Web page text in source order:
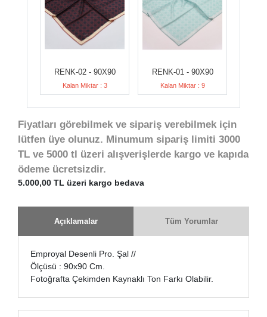
RENK-02 - 90X90
Kalan Miktar : 3
RENK-01 - 90X90
Kalan Miktar : 9
Fiyatları görebilmek ve sipariş verebilmek için
lütfen üye olunuz. Minumum sipariş limiti 3000
TL ve 5000 tl üzeri alışverişlerde kargo ve kapıda
ödeme ücretsizdir.
5.000,00 TL üzeri kargo bedava
Açıklamalar Tüm Yorumlar
Emproyal Desenli Pro. Şal //
Ölçüsü : 90x90 Cm.
Fotoğrafta Çekimden Kaynaklı Ton Farkı Olabilir.